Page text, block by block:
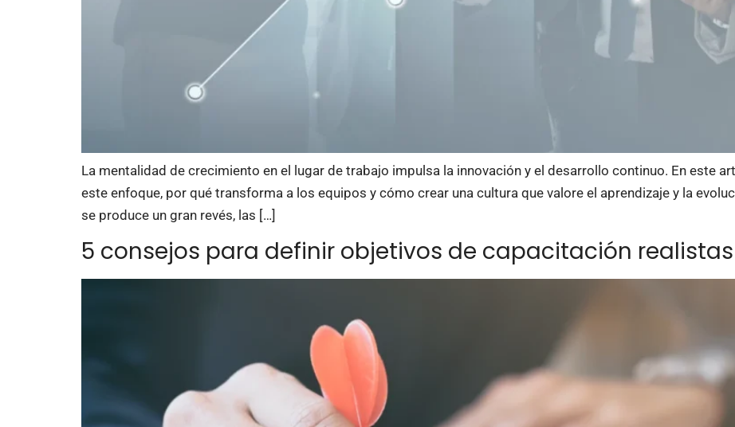
La mentalidad de crecimiento en el lugar de trabajo impulsa la innovación y el desarrollo continuo. En este
este enfoque, por qué transforma a los equipos y cómo crear una cultura que valore el aprendizaje y la
se produce un gran revés, las […]
5 consejos para definir objetivos de capacitación realistas